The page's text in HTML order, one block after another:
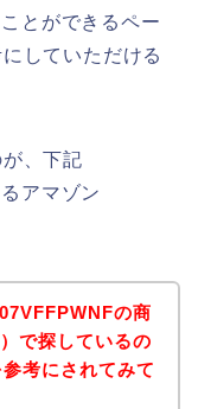
とができるペー
していただける
、下記
アマゾン
の商
で探しているの
考にされてみて